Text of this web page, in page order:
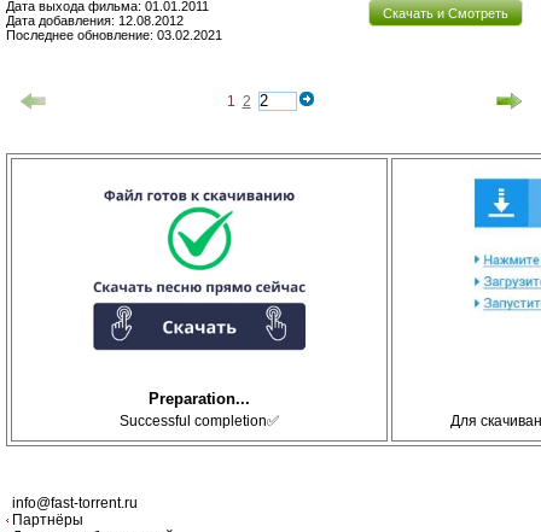
Скачать и Смотреть
Дата выхода фильма: 01.01.2011
Дата добавления: 12.08.2012
Последнее обновление: 03.02.2021
1 2
Preparation...
Successful completion✅ Для
info@fast-torrent.ru
Партнёры